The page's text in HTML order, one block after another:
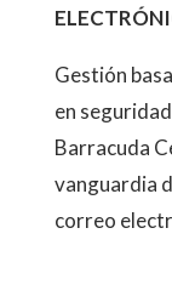
Gestión
en
Barracuda
vanguardia
correo